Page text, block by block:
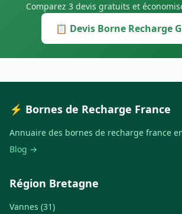
Comparez 3 devis gratuits et
📋 Devis Borne Recharge
⚡ Bornes de Recharge France
Annuaire des bornes de recharge france
Blog →
Région Bretagne
Vannes (31)